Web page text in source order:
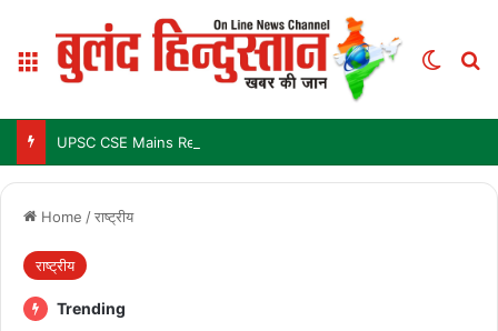
Menu
Home /राष्ट्रीय
राष्ट्रीय
Trending